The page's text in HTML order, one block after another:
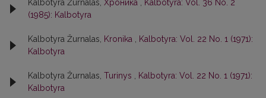
Kalbotyra Žurnalas, Хроника
Kalbotyra: Vol. 36 No. 2
(1985): Kalbotyra
Kalbotyra Žurnalas, Kronika
Kalbotyra: Vol. 22 No. 1 (1971):
Kalbotyra
Kalbotyra Žurnalas, Turinys
Kalbotyra: Vol. 22 No. 1 (1971):
Kalbotyra